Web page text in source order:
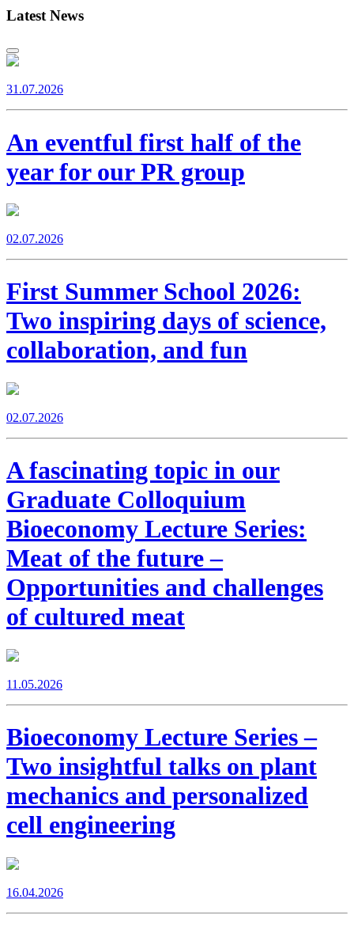
Latest News
31.07.2026
An eventful first half of the
year for our PR group
02.07.2026
First Summer School 2026:
Two inspiring days of science,
collaboration, and fun
02.07.2026
A fascinating topic in our
Graduate Colloquium
Bioeconomy Lecture Series:
Meat of the future –
Opportunities and challenges
of cultured meat
11.05.2026
Bioeconomy Lecture Series –
Two insightful talks on plant
mechanics and personalized
cell engineering
16.04.2026